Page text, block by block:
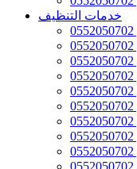
خدمات التنظيف